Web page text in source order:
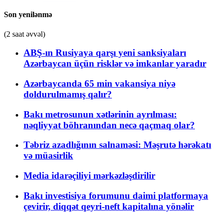
Son yenilənmə
(2 saat əvvəl)
ABŞ-ın Rusiyaya qarşı yeni sanksiyaları
Azərbaycan üçün risklər və imkanlar yaradır
Azərbaycanda 65 min vakansiya niyə
doldurulmamış qalır?
Bakı metrosunun xətlərinin ayrılması:
nəqliyyat böhranından necə qaçmaq olar?
Təbriz azadlığının salnaməsi: Məşrutə hərəkatı
və müasirlik
Media idarəçiliyi mərkəzləşdirilir
Bakı investisiya forumunu daimi platformaya
çevirir, diqqət qeyri-neft kapitalına yönəlir